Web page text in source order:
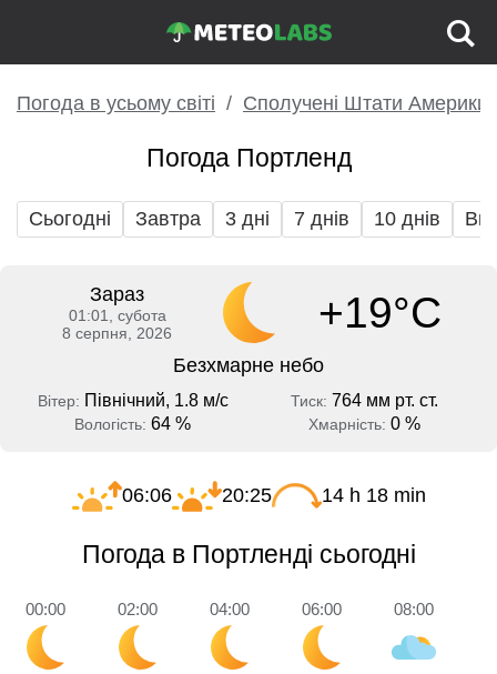
Погода в усьому світі Сполучені Штати Америки
Погода Портленд
Сьогодні Завтра 3 дні 7 днів 10 днів
Зараз
01:01, субота
8 серпня, 2026
+19°C
Безхмарне небо
Вітер: Північний, 1.8 м/с Тиск: 764 мм рт. ст.
Вологість: 64 % Хмарність: 0 %
06:06 20:25 14 h 18 min
Погода в Портленді сьогодні
00:00 02:00 04:00 06:00 08:00